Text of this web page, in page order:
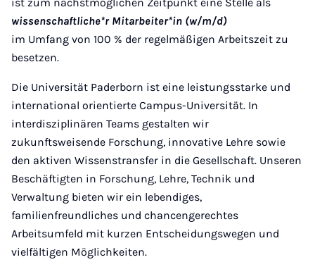
wissenschaftliche*r Mitarbeiter*in (w/m/d)
im Umfang von 100 % der regelmäßigen Arbeitszeit zu
besetzen.
Die Universität Paderborn ist eine leistungsstarke und
international orientierte Campus-Universität. In
interdisziplinären Teams gestalten wir
zukunftsweisende Forschung, innovative Lehre sowie
den aktiven Wissenstransfer in die Gesellschaft. Unseren
Beschäftigten in Forschung, Lehre, Technik und
Verwaltung bieten wir ein lebendiges,
familienfreundliches und chancengerechtes
Arbeitsumfeld mit kurzen Entscheidungswegen und
vielfältigen Möglichkeiten.